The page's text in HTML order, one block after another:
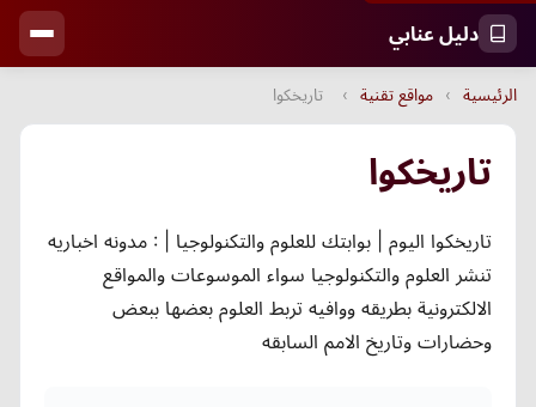
دليل عنابي
الرئيسية › مواقع تقنية › تاريخكوا
تاريخكوا
تاريخكوا اليوم | بوابتك للعلوم والتكنولوجيا | : مدونه اخباريه
تنشر العلوم والتكنولوجيا سواء الموسوعات والمواقع
الالكترونية بطريقه ووافيه تربط العلوم بعضها ببعض
وحضارات وتاريخ الامم السابقه